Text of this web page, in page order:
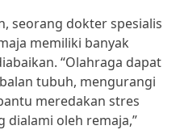
seorang dokter spesialis
memiliki banyak
“Olahraga dapat
tubuh, mengurangi
meredakan stres
dialami oleh remaja,”